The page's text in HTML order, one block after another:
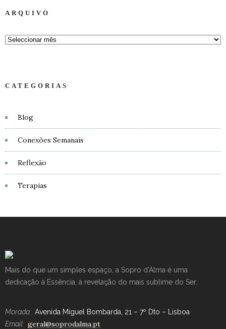
ARQUIVO
CATEGORIAS
Blog
Conexões Semanais
Reflexão
Terapias
Mais do que um simples espaço, a Sopro d’Alma é uma
dedicação à Essência, à revelação do mais sublime do Ser.
Morada: Avenida Miguel Bombarda, 21 – 7º Dto – Lisboa
Email: geral@soprodalma.pt